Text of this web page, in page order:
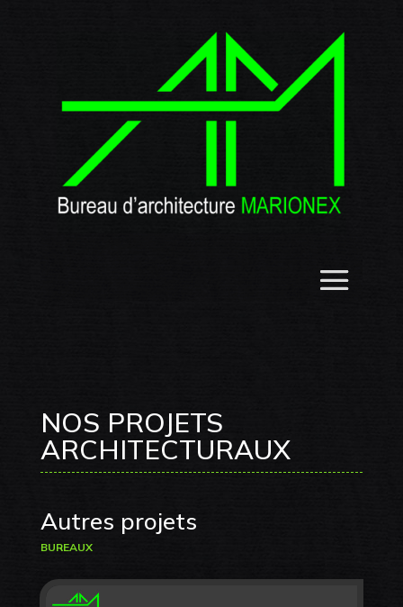
NOS PROJETS
ARCHITECTURAUX
Autres projets
BUREAUX